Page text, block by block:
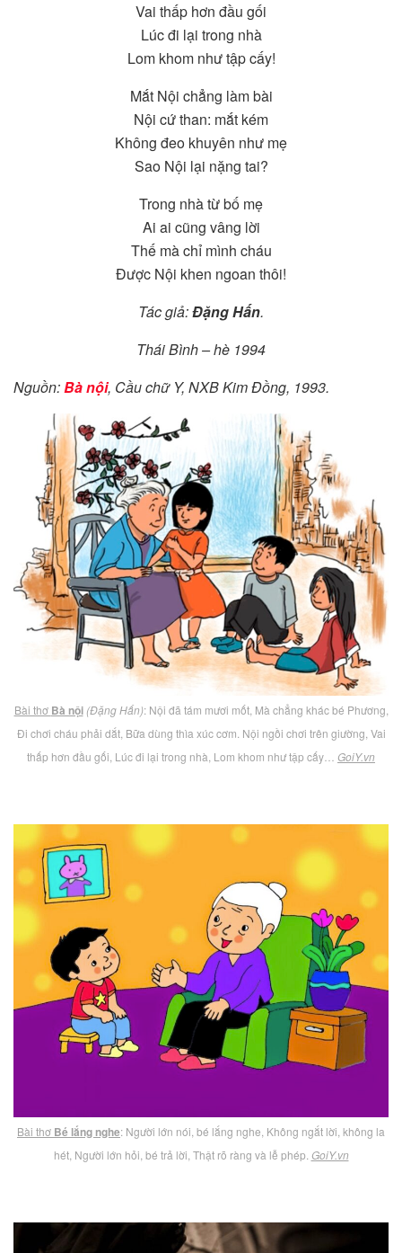
Vai thấp hơn đầu gối
Lúc đi lại trong nhà
Lom khom như tập cấy!
Mắt Nội chẳng làm bài
Nội cứ than: mắt kém
Không đeo khuyên như mẹ
Sao Nội lại nặng tai?
Trong nhà từ bố mẹ
Ai ai cũng vâng lời
Thế mà chỉ mình cháu
Được Nội khen ngoan thôi!
Tác giả:Đặng Hấn.
Thái Bình – hè 1994
Nguồn:Bà nội, Cầu chữ Y, NXB Kim Đồng, 1993.
Bài thơ Bà nội (Đặng Hấn): Nội đã tám mươi mốt, Mà chẳng khác bé Phương,
Đi chơi cháu phải dắt, Bữa dùng thìa xúc cơm. Nội ngồi chơi trên giường, Vai
thấp hơn đầu gối, Lúc đi lại trong nhà, Lom khom như tập cấy… GoiY.vn
Bài thơ Bé lắng nghe: Người lớn nói, bé lắng nghe, Không ngắt lời, không la
hét, Người lớn hỏi, bé trả lời, Thật rõ ràng và lễ phép. GoiY.vn